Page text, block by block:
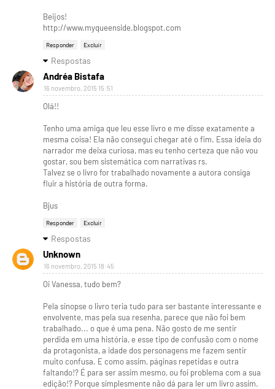
Beijos!
http://www.myqueenside.blogspot.com
Responder Excluir
Respostas
Andréa Bistafa
16 novembro, 2015 15:51
Olá!!
Tenho uma amiga que leu esse livro e me disse exatamente a
mesma coisa! Ela não consegui chegar até o fim. Essa ideia do
narrador me deixa curiosa, mas eu tenho certeza que não vou
gostar, sou bem sistemática com narrativas rs.
Talvez se o livro for trabalhado novamente a autora consiga
fluir a história de outra forma.
Bjus
Responder Excluir
Respostas
Unknown
16 novembro, 2015 18:45
Oi Vanessa, tudo bem?
Pela sinopse o livro teria tudo para ser bastante interessante e
envolvente, mas pela sua resenha, parece que não foi bem
trabalhado... o que é uma pena. Não gosto de me sentir
perdida em uma história, e esse tipo de confusão com o nome
da protagonista, a idade dos personagens me fazem sentir
muito confusa. E como assim, páginas repetidas e outra
faltando!? É para ser assim mesmo, ou foi problema com a sua
edição!? Porque simplesmente não dá para ler um livro assim.